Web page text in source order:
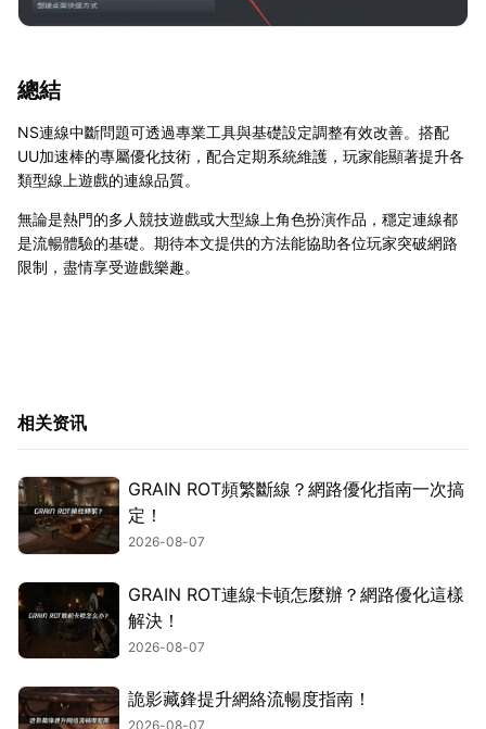
總結
NS連線中斷問題可透過專業工具與基礎設定調整有效改善。搭配
UU加速棒的專屬優化技術，配合定期系統維護，玩家能顯著提升各
類型線上遊戲的連線品質。
無論是熱門的多人競技遊戲或大型線上角色扮演作品，穩定連線都
是流暢體驗的基礎。期待本文提供的方法能協助各位玩家突破網路
限制，盡情享受遊戲樂趣。
相关资讯
GRAIN ROT頻繁斷線？網路優化指南一次搞
定！
2026-08-07
GRAIN ROT連線卡頓怎麼辦？網路優化這樣
解決！
2026-08-07
詭影藏鋒提升網絡流暢度指南！
2026-08-07